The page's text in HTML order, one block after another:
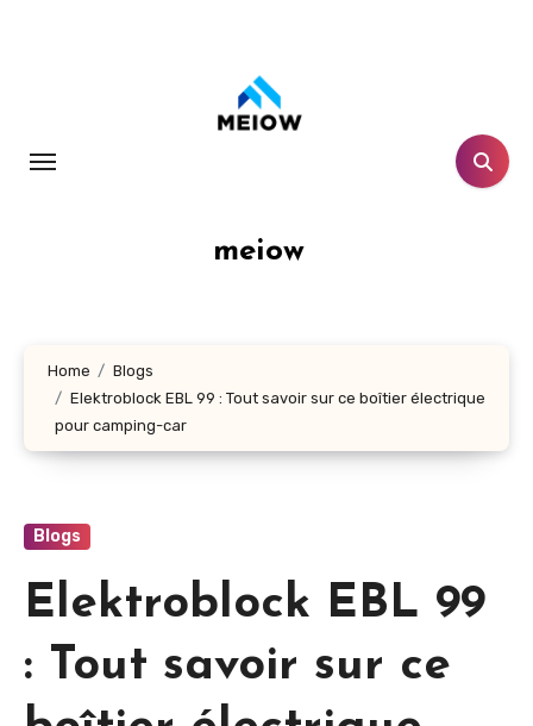
meiow
Home
Blogs
Elektroblock EBL 99 : Tout savoir sur ce boîtier électrique
pour camping-car
Blogs
Elektroblock EBL 99
: Tout savoir sur ce